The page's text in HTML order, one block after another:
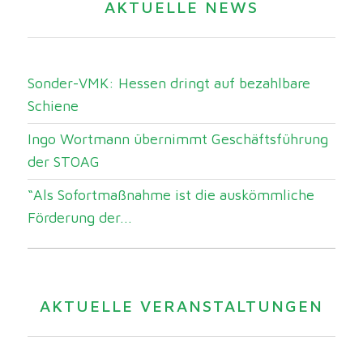
AKTUELLE NEWS
Sonder-VMK: Hessen dringt auf bezahlbare
Schiene
Ingo Wortmann übernimmt Geschäftsführung
der STOAG
“Als Sofortmaßnahme ist die auskömmliche
Förderung der...
AKTUELLE VERANSTALTUNGEN